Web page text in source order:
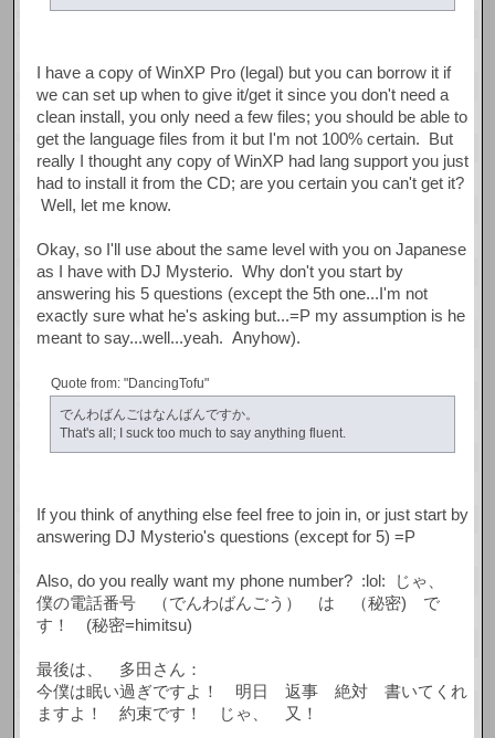
I have a copy of WinXP Pro (legal) but you can borrow it if
we can set up when to give it/get it since you don't need a
clean install, you only need a few files; you should be able to
get the language files from it but I'm not 100% certain. But
really I thought any copy of WinXP had lang support you just
had to install it from the CD; are you certain you can't get it?
Well, let me know.
Okay, so I'll use about the same level with you on Japanese
as I have with DJ Mysterio. Why don't you start by
answering his 5 questions (except the 5th one...I'm not
exactly sure what he's asking but...=P my assumption is he
meant to say...well...yeah. Anyhow).
Quote from: "DancingTofu"
でんわばんごはなんばんですか。
That's all; I suck too much to say anything fluent.
If you think of anything else feel free to join in, or just start by
answering DJ Mysterio's questions (except for 5) =P
Also, do you really want my phone number? :lol: じゃ、
僕の電話番号 （でんわばんごう） は （秘密) で
す！ (秘密=himitsu)
最後は、 多田さん：
今僕は眠い過ぎですよ！ 明日 返事 絶対 書いてくれ
ますよ！ 約束です！ じゃ、 又！